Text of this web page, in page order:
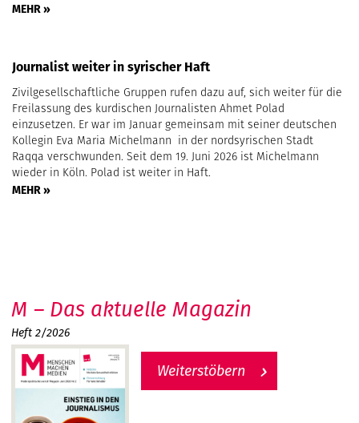
MEHR »
Journalist weiter in syrischer Haft
Zivilgesellschaftliche Gruppen rufen dazu auf, sich weiter für die
Freilassung des kurdischen Journalisten Ahmet Polad
einzusetzen. Er war im Januar gemeinsam mit seiner deutschen
Kollegin Eva Maria Michelmann in der nordsyrischen Stadt
Raqqa verschwunden. Seit dem 19. Juni 2026 ist Michelmann
wieder in Köln. Polad ist weiter in Haft.
MEHR »
M – Das aktuelle Magazin
Heft 2/2026
Weiterstöbern